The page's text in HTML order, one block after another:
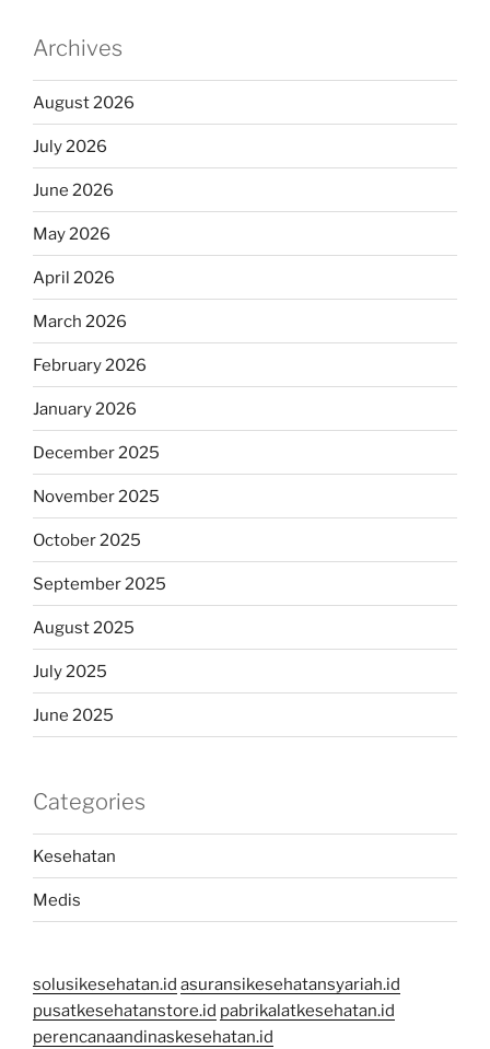
Archives
August 2026
July 2026
June 2026
May 2026
April 2026
March 2026
February 2026
January 2026
December 2025
November 2025
October 2025
September 2025
August 2025
July 2025
June 2025
Categories
Kesehatan
Medis
solusikesehatan.id asuransikesehatansyariah.id
pusatkesehatanstore.id pabrikalatkesehatan.id
perencanaandinaskesehatan.id